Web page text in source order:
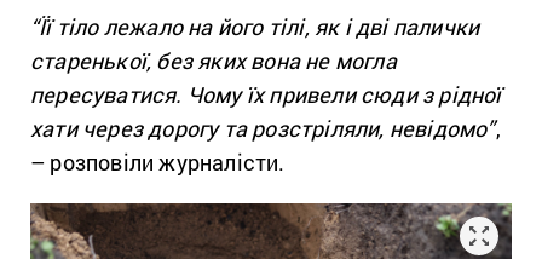
“Її тіло лежало на його тілі, як і дві палички
старенької, без яких вона не могла
пересуватися. Чому їх привели сюди з рідної
хати через дорогу та розстріляли, невідомо”,
– розповіли журналісти.